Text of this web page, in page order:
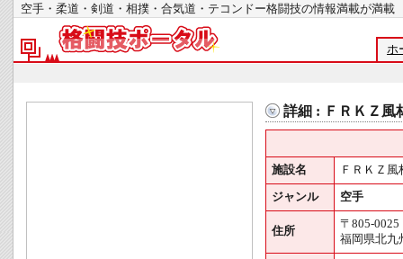
空手・柔道・剣道・相撲・合気道・テコンドー格闘技の情報満載が
ホ
詳細 : ＦＲＫＺ風
施設名 ＦＲＫＺ
ジャンル 空手
住所
〒805-0025
福岡県北九